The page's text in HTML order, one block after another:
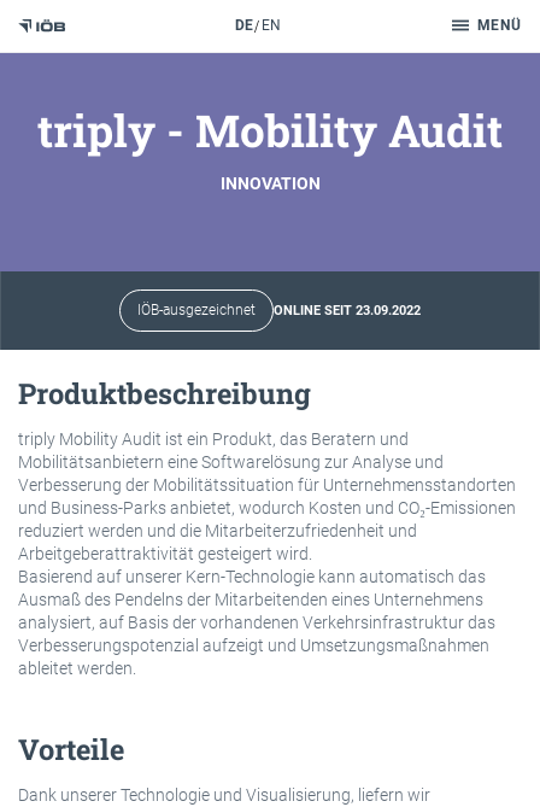
DE EN MENÜ
triply - Mobility Audit
INNOVATION
IÖB-ausgezeichnet ONLINE SEIT 23.09.2022
Produktbeschreibung
triply Mobility Audit ist ein Produkt, das Beratern und
Mobilitätsanbietern eine Softwarelösung zur Analyse und
Verbesserung der Mobilitätssituation für Unternehmensstandorten
und Business-Parks anbietet, wodurch Kosten und CO₂-Emissionen
reduziert werden und die Mitarbeiterzufriedenheit und
Arbeitgeberattraktivität gesteigert wird.
Basierend auf unserer Kern-Technologie kann automatisch das
Ausmaß des Pendelns der Mitarbeitenden eines Unternehmens
analysiert, auf Basis der vorhandenen Verkehrsinfrastruktur das
Verbesserungspotenzial aufzeigt und Umsetzungsmaßnahmen
ableitet werden.
Vorteile
Dank unserer Technologie und Visualisierung, liefern wir